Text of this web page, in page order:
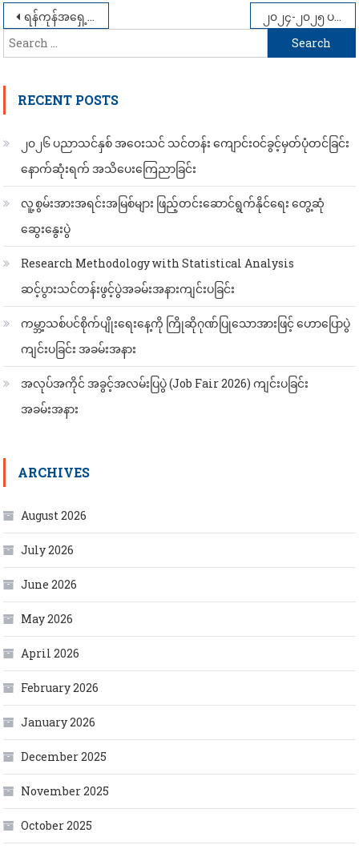
Post
navigation
ရန်ကုန်အရှေ့ပိုင်းတက္ကသိုလ် ဥပဒေပညာအထူးပြု ကျောင်းသား၊ ကျောင်းသူများ ရန်ကုန်တိုင်းဒေသကြီး တရားလွှတ်တော်နှင့် ကျောက်တံတား ခရိုင်တရားရုံးသို့ သွားရောက်လေ့လာရေးခရီးစဉ် (၂၃-၇-၂၀၂၅ / ၂၄-၇-၂၀၂၅)
၂၀၂၄-၂၀၂၅ ပညာသင်နှစ် ရန်ကုန်အရှေ့ပိုင်းတက္ကသိုလ် နိုင်ငံတကာဆက်ဆံရေးပညာအထူးပြု ကျောင်းသား၊ ကျောင်းသူများ၏ အာစရိယပူဇော်ပွဲနှင့် ဆုချီးမြှင့်ပွဲအခမ်းအနား
Search
for:
RECENT POSTS
၂၀၂၆ ပညာသင်နှစ် အဝေးသင် သင်တန်း ကျောင်းဝင်ခွင့်မှတ်ပုံတင်ခြင်း
နောက်ဆုံးရက် အသိပေးကြေညာခြင်း
လူ့စွမ်းအားအရင်းအမြစ်များ ဖြည့်တင်းဆောင်ရွက်နိုင်ရေး တွေ့ဆုံ
ဆွေးနွေးပွဲ
Research Methodology with Statistical Analysis
ဆင့်ပွားသင်တန်းဖွင့်ပွဲအခမ်းအနားကျင်းပခြင်း
ကမ္ဘာ့သစ်ပင်စိုက်ပျိုးရေးနေ့ကို ကြိုဆိုဂုဏ်ပြုသောအားဖြင့် ဟောပြောပွဲ
ကျင်းပခြင်း အခမ်းအနား
အလုပ်အကိုင် အခွင့်အလမ်းပြပွဲ (Job Fair 2026) ကျင်းပခြင်း
အခမ်းအနား
ARCHIVES
August 2026
July 2026
June 2026
May 2026
April 2026
February 2026
January 2026
December 2025
November 2025
October 2025